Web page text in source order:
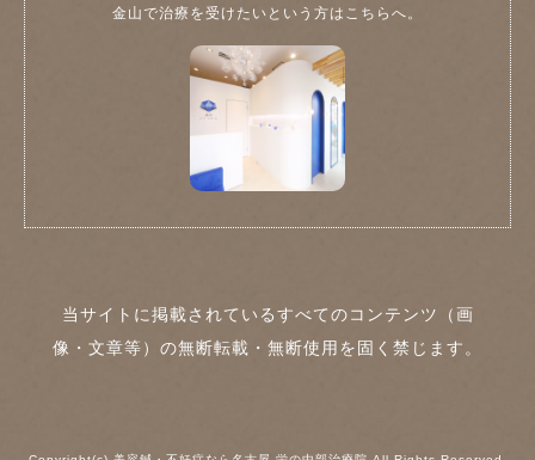
金山で治療を受けたいという方はこちらへ。
当サイトに掲載されているすべてのコンテンツ（画
像・文章等）の無断転載・無断使用を固く禁じます。